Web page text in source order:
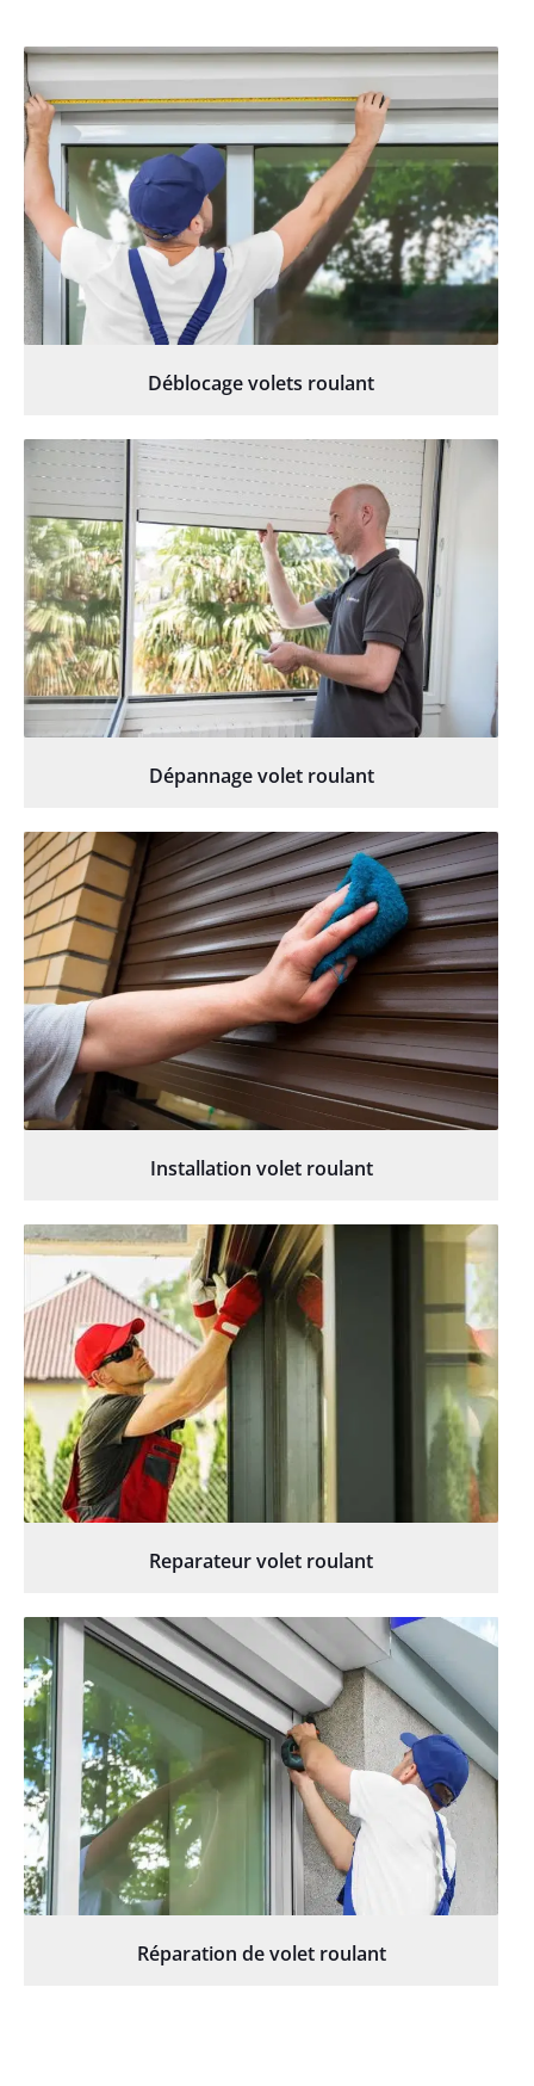
Déblocage volets roulant
Dépannage volet roulant
Installation volet roulant
Reparateur volet roulant
Réparation de volet roulant